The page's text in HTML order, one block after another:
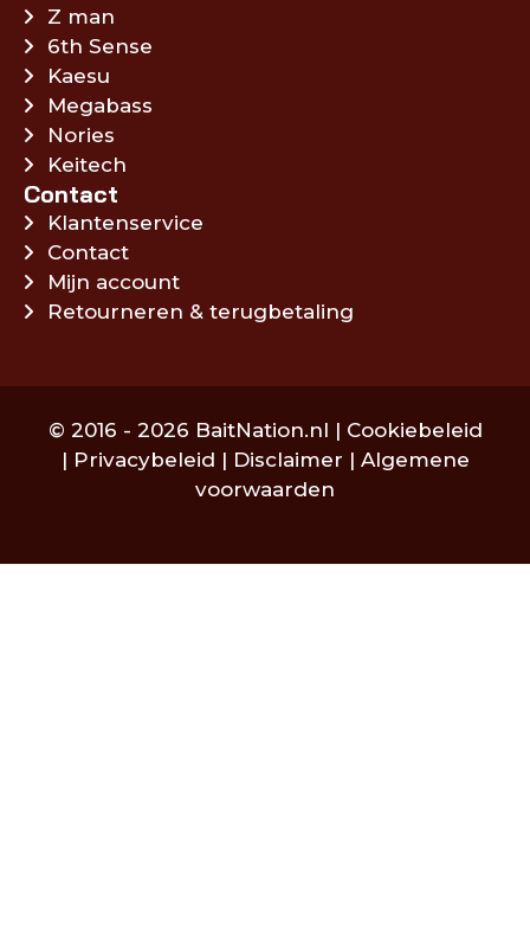
Z man
6th Sense
Kaesu
Megabass
Nories
Keitech
Contact
Klantenservice
Contact
Mijn account
Retourneren & terugbetaling
© 2016 - 2026 BaitNation.nl | Cookiebeleid
| Privacybeleid | Disclaimer | Algemene
voorwaarden